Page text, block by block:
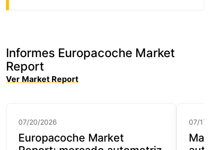
Informes Europacoche Market
Report
Ver Market Report
07/20/2026
Europacoche Market
07/17/